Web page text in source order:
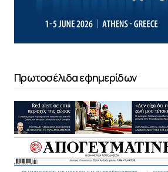
Πρωτοσέλιδα εφημερίδων